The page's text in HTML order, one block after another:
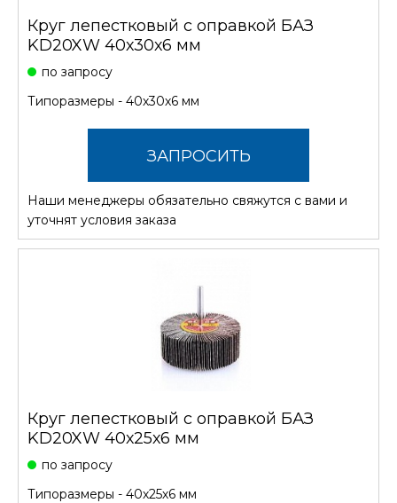
Круг лепестковый с оправкой БАЗ
KD20XW 40х30х6 мм
по запросу
Типоразмеры - 40х30х6 мм
ЗАПРОСИТЬ
СТОИМОСТЬ
Наши менеджеры обязательно свяжутся с вами и
уточнят условия заказа
Круг лепестковый с оправкой БАЗ
KD20XW 40х25х6 мм
по запросу
Типоразмеры - 40х25х6 мм